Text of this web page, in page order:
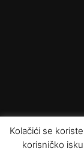
Kolačići se
korisničko